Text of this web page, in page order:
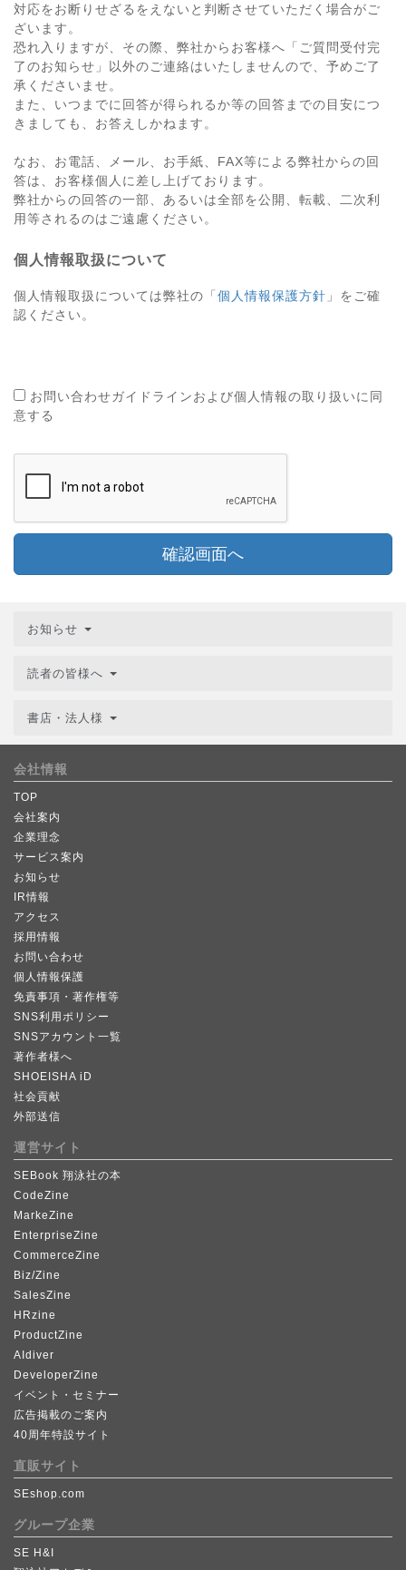
対応をお断りせざるをえないと判断させていただく場合がご
ざいます。
恐れ入りますが、その際、弊社からお客様へ「ご質問受付完
了のお知らせ」以外のご連絡はいたしませんので、予めご了
承くださいませ。
また、いつまでに回答が得られるか等の回答までの目安につ
きましても、お答えしかねます。
なお、お電話、メール、お手紙、FAX等による弊社からの回
答は、お客様個人に差し上げております。
弊社からの回答の一部、あるいは全部を公開、転載、二次利
用等されるのはご遠慮ください。
個人情報取扱について
個人情報取扱については弊社の「個人情報保護方針 」をご確
認ください。
お問い合わせガイドラインおよび個人情報の取り扱いに同
意する
確認画面へ
お知らせ
読者の皆様へ
書店・法人様
会社情報
TOP
会社案内
企業理念
サービス案内
お知らせ
IR情報
アクセス
採用情報
お問い合わせ
個人情報保護
免責事項・著作権等
SNS利用ポリシー
SNSアカウント一覧
著作者様へ
SHOEISHA iD
社会貢献
外部送信
運営サイト
SEBook 翔泳社の本
CodeZine
MarkeZine
EnterpriseZine
CommerceZine
Biz/Zine
SalesZine
HRzine
ProductZine
AIdiver
DeveloperZine
イベント・セミナー
広告掲載のご案内
40周年特設サイト
直販サイト
SEshop.com
グループ企業
SE H&I